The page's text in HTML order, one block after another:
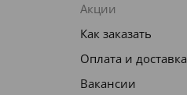
Акции
Как заказать
Оплата и доставка
Вакансии